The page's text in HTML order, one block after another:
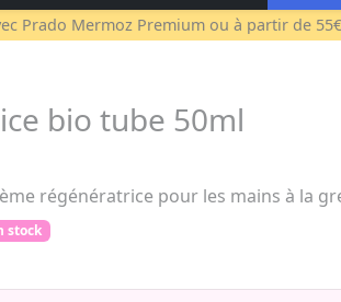
Prado Mermoz Premium ou à partir de 55€
bio tube 50ml
régénératrice pour les mains à la
stock